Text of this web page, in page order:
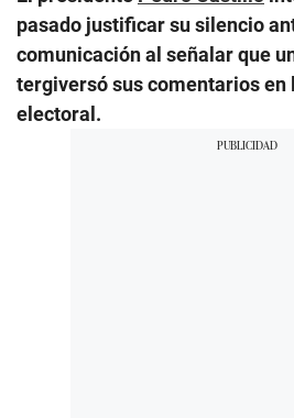
pasado justificar su silencio
comunicación al señalar que
tergiversó sus comentarios en
electoral.